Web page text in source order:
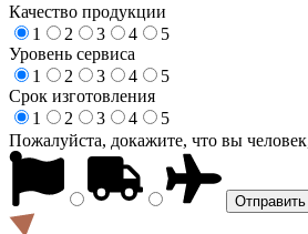
Качество продукции
1
2 3 4
5
Уровень сервиса
1
2 3 4
5
Срок изготовления
1
2 3 4
5
Пожалуйста, докажите, что вы